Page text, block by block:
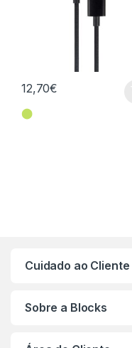
12,70€
⬤
Cuidado ao Cliente
Sobre a Blocks